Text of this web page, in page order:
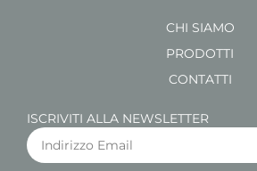
CHI SIAMO
PRODOTTI
CONTATTI
ISCRIVITI ALLA NEWSLETTER